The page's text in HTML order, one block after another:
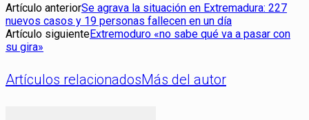
Artículo anteriorSe agrava la situación en Extremadura: 227
nuevos casos y 19 personas fallecen en un día
Artículo siguienteExtremoduro «no sabe qué va a pasar con
su gira»
Artículos relacionadosMás del autor